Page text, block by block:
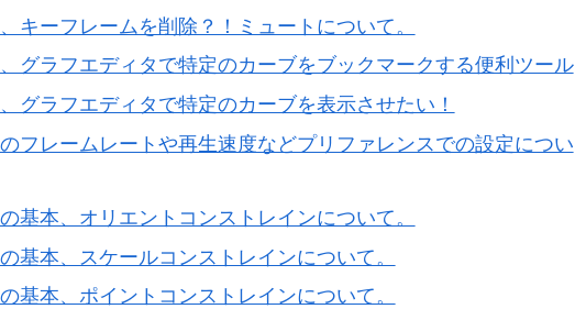
キーフレームを削除？！ミュートについて。
グラフエディタで特定のカーブをブックマークする便利ツール
グラフエディタで特定のカーブを表示させたい！
フレームレートや再生速度などプリファレンスでの設定につい
基本、オリエントコンストレインについて。
基本、スケールコンストレインについて。
基本、ポイントコンストレインについて。